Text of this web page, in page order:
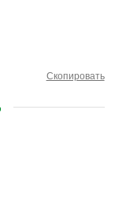
Скопировать